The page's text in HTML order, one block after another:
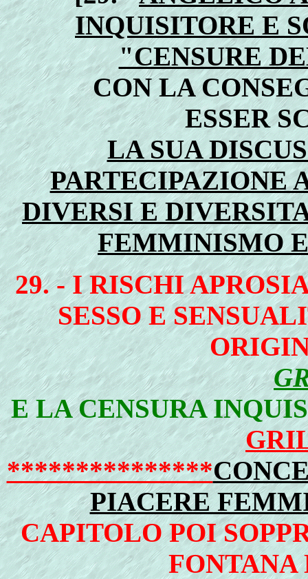
INQUISITORE E
"CENSURE
CON LA
ESSER
LA SUA
PARTECIPAZIONE
DIVERSI E
FEMMINISMO
29. - I RISCHI
SESSO E
E LA CENSURA
***************
PIACERE
CAPITOLO POI
FONTANA